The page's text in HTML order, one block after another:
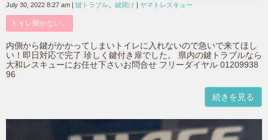
July 30, 2022 8:27 am 鍵トラブル 鍵開け ヤマトレスキュー
トイレ開かない、
内側から鍵がかかってしまいトイレに入れないので急いで来てほし
い！即日対応で完了 珍しく鍵付き扉でした。 県内の鍵トラブルなら
大和レスキューにお任せ下さいお問合せ フリーダイヤル 01209938
96
続きを見る